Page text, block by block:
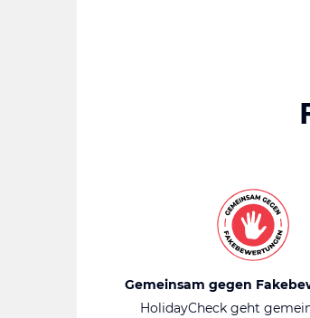
Gemeinsam gegen
HolidayCheck geht